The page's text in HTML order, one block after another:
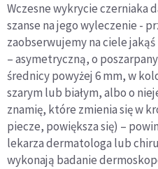
Wczesne wykrycie czerniaka
szanse na jego wyleczenie -
zaobserwujemy na ciele
– asymetryczną, o
średnicy powyżej 6 mm, w
szarym lub białym, albo o
znamię, które zmienia się w
piecze, powiększa się) –
lekarza dermatologa lub
wykonają badanie